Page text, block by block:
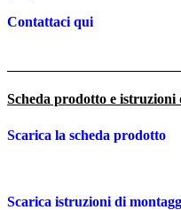
Contattaci qui
Scheda prodotto e istruzioni
Scarica la scheda prodotto
Scarica istruzioni di